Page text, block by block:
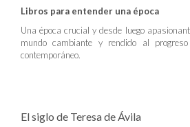
Libros para entender una época
Una época crucial y desde luego
mundo cambiante y rendido al
contemporáneo.
El siglo de Teresa de Ávila